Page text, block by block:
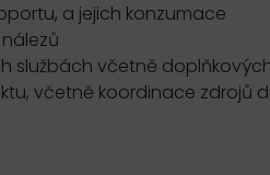
a jejich konzumace
službách včetně
včetně koordinace zdrojů